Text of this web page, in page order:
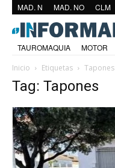
MAD. N MAD. NO CLM
TAUROMAQUIA MOTOR
Inicio
Etiquetas Tapones
Tag: Tapones